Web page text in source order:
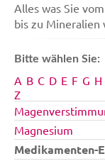
Alles was Sie
bis zu Mineralien
Bitte wählen Sie:
A B C D E F G H
Z
Magnesium
Medikamenten-